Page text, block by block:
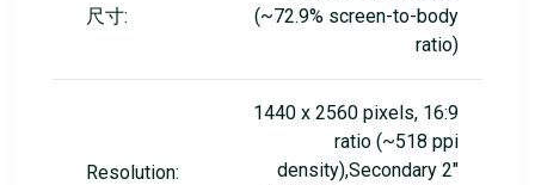
尺寸:
(~72.9% screen-to-body
ratio)
Resolution:
1440 x 2560 pixels, 16:9
ratio (~518 ppi
density),Secondary 2"